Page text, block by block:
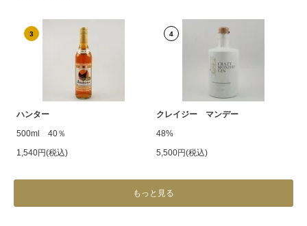
3
ハンター
500ml 40％
1,540円(税込)
4
クレイジー マンデー
48%
5,500円(税込)
もっと見る